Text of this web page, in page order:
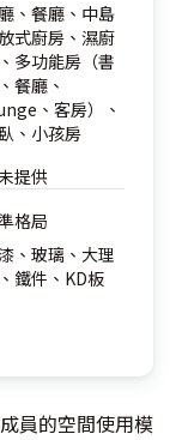
、餐廳、中島
式廚房、濕廚
多功能房（書
餐廳、
、客房）、
、小孩房
提供
格局
、玻璃、大理
鐵件、KD板
員的空間使用模